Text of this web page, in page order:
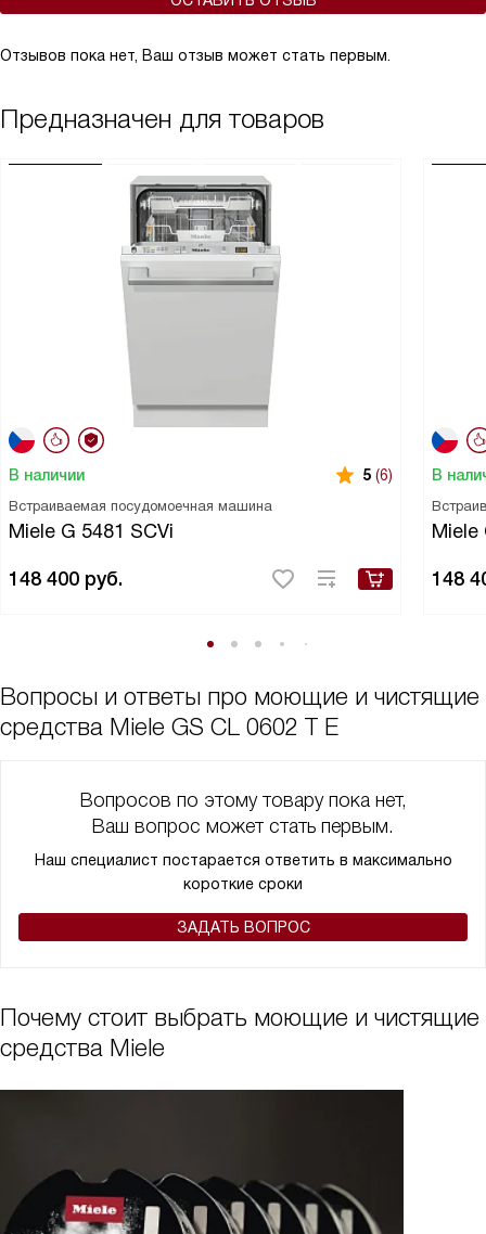
Отзывов пока нет, Ваш отзыв может стать первым.
Предназначен для товаров
В наличии 5 (6)
Встраиваемая посудомоечная машина
Miele G 5481 SCVi
148 400 руб.
В
Miele
148
Вопросы и ответы про моющие и чистящие
средства Miele GS CL 0602 T E
Вопросов по этому товару пока нет,
Ваш вопрос может стать первым.
Наш специалист постарается ответить в максимально
короткие сроки
ЗАДАТЬ ВОПРОС
Почему стоит выбрать моющие и чистящие
средства Miele